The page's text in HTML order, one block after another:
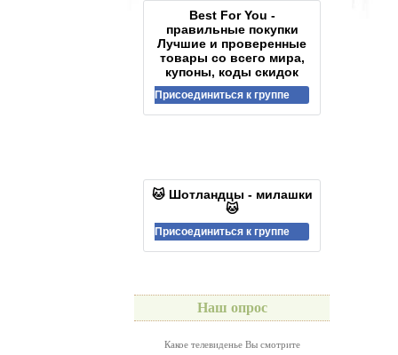
Best For You -
правильные покупки
Лучшие и проверенные
товары со всего мира,
купоны, коды скидок
Присоединиться к группе
🐱 Шотландцы - милашки
🐱
Присоединиться к группе
Наш опрос
Какое телевиденье Вы смотрите